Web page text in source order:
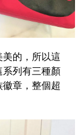
的，所以這
系列有三種顏
章，整個超